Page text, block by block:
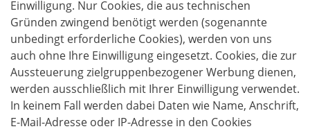
Einwilligung. Nur Cookies, die aus technischen
Gründen zwingend benötigt werden (sogenannte
unbedingt erforderliche Cookies), werden von uns
auch ohne Ihre Einwilligung eingesetzt. Cookies, die zur
Aussteuerung zielgruppenbezogener Werbung dienen,
werden ausschließlich mit Ihrer Einwilligung verwendet.
In keinem Fall werden dabei Daten wie Name, Anschrift,
E-Mail-Adresse oder IP-Adresse in den Cookies